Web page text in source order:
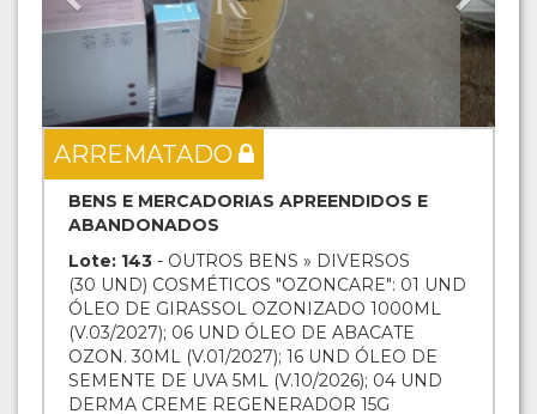
ARREMATADO
BENS E MERCADORIAS APREENDIDOS E
ABANDONADOS
Lote: 143 - OUTROS BENS » DIVERSOS
(30 UND) COSMÉTICOS "OZONCARE": 01 UND
ÓLEO DE GIRASSOL OZONIZADO 1000ML
(V.03/2027); 06 UND ÓLEO DE ABACATE
OZON. 30ML (V.01/2027); 16 UND ÓLEO DE
SEMENTE DE UVA 5ML (V.10/2026); 04 UND
DERMA CREME REGENERADOR 15G